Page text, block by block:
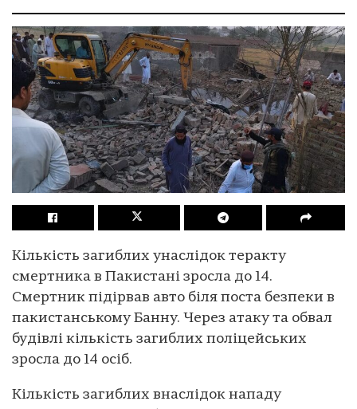
Кількість загиблих унаслідок теракту
смертника в Пакистані зросла до 14.
Смертник підірвав авто біля поста безпеки в
пакистанському Банну. Через атаку та обвал
будівлі кількість загиблих поліцейських
зросла до 14 осіб.
Кількість загиблих внаслідок нападу